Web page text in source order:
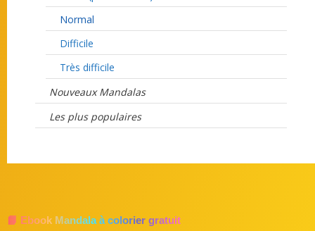
Normal
Difficile
Très difficile
Nouveaux Mandalas
Les plus populaires
📘 Ebook Mandala à colorier gratuit